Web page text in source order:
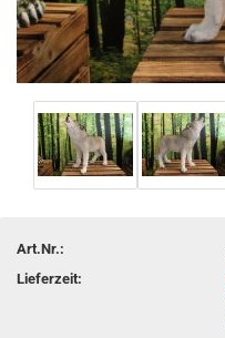
Art.Nr.:
Lieferzeit: